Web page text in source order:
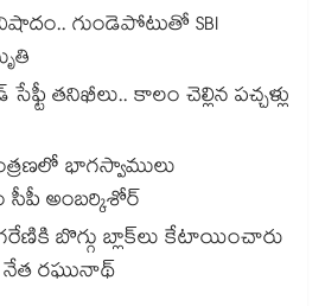
గుండెపోటుతో SBI
తనిఖీలు.. కాలం చెల్లిన పచ్చళ్లు
భాగస్వాములు
అంబర్కిశోర్‌‌‌‌‌‌‌‌‌‌‌‌‌‌‌‌
బొగ్గు బ్లాక్‌‌‌‌‌‌‌‌లు కేటాయించారు
రఘునాథ్